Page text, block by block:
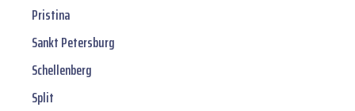
Pristina
Sankt Petersburg
Schellenberg
Split